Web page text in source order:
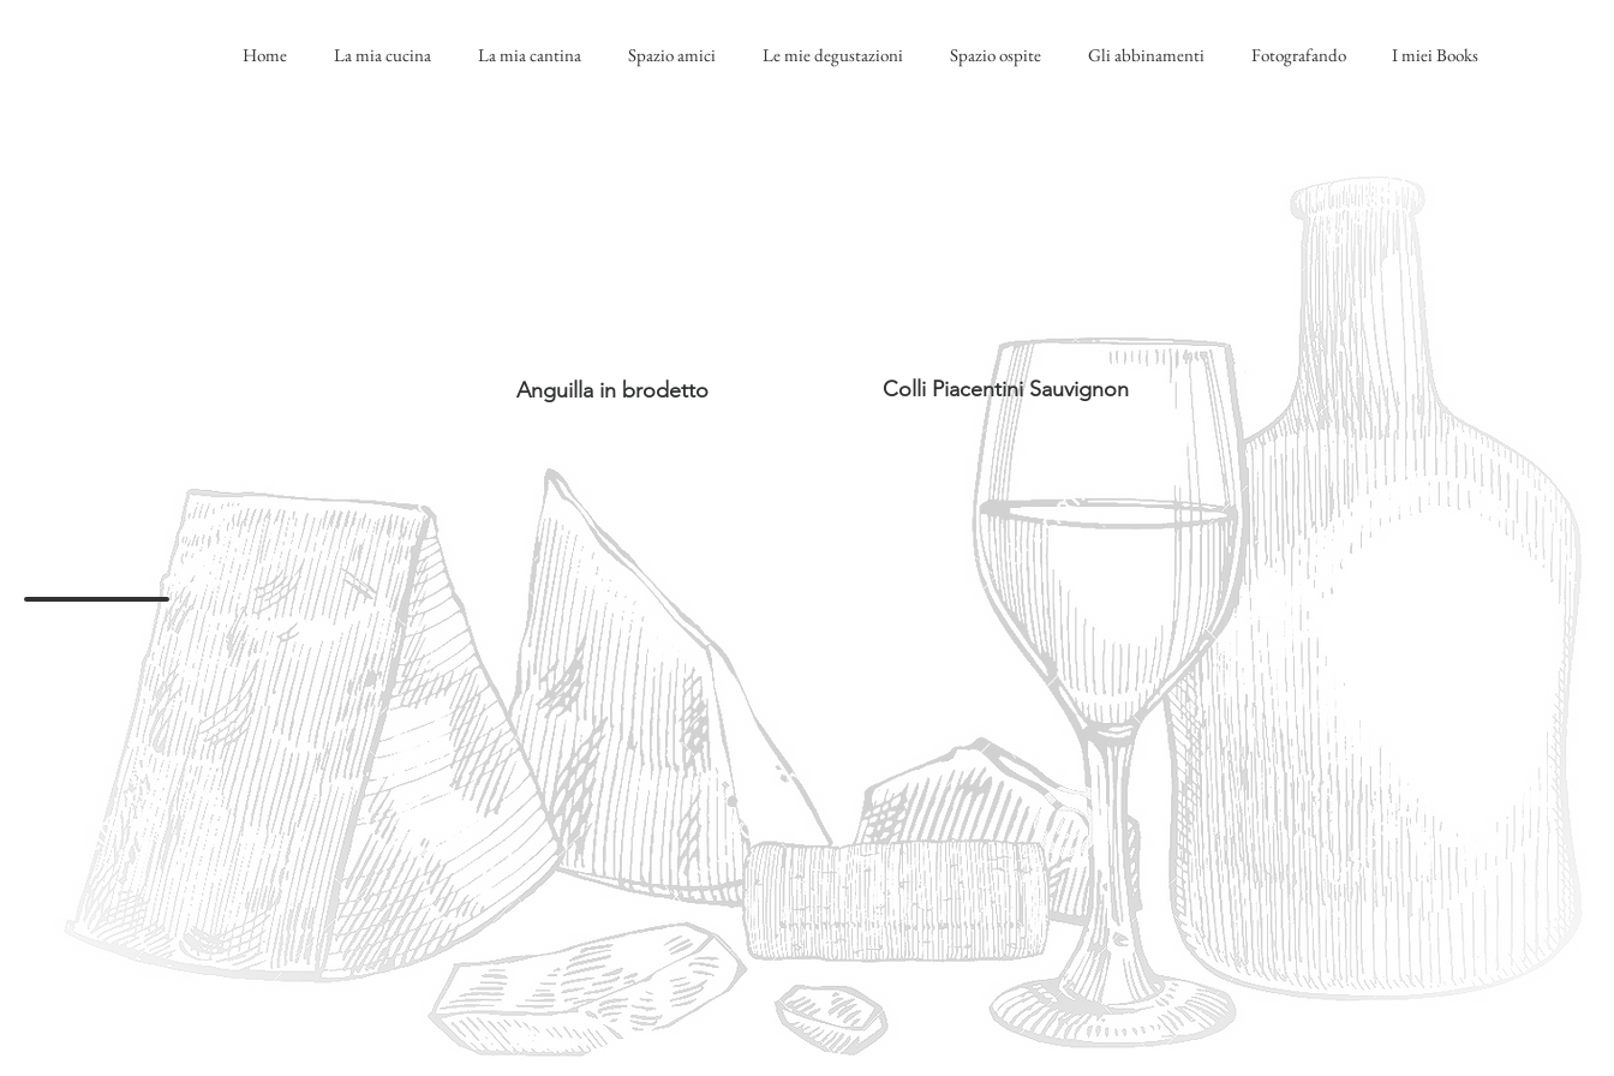
Home La mia cucina La mia cantina Spazio amici Le mie degustazioni Spazio ospite Gli abbinamenti Fotografando I miei Books
Anguilla in brodetto Colli Piacentini Sauvignon